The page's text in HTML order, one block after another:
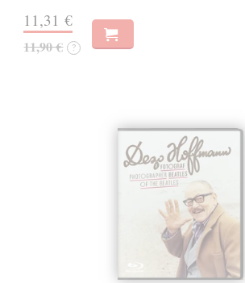
11,31 €
11,90 € ?